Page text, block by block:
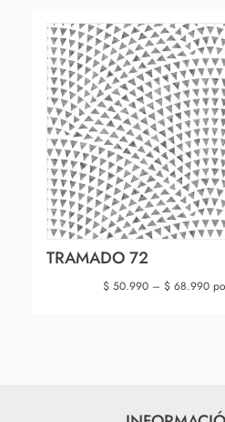
TRAMADO 72
$50.990 – $68.990